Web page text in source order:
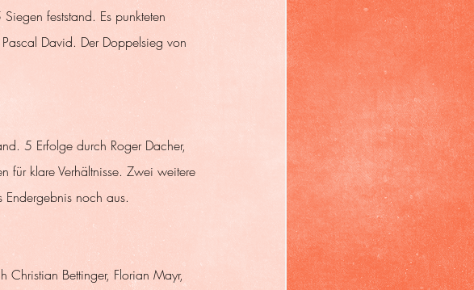
feststand. Es punkteten
David. Der Doppelsieg von
5 Erfolge durch Roger Dacher,
für klare Verhältnisse. Zwei weitere
noch aus.
Bettinger, Florian Mayr,